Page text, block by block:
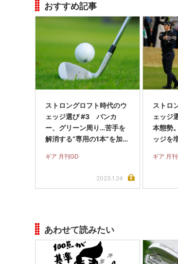
おすすめ記事
ストロングロフト時代のウ
ェッジ選び #3 バンカ
ー、グリーン周り…苦手を
解消する“専用の1本”を加え
ギア 月刊GD
2023.1.24
ストロ
ェッジ
本態勢
ッジを
ギア 月
あわせて読みたい